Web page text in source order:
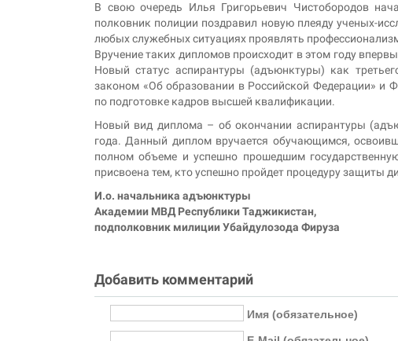
В свою очередь Илья Григорьевич Чистобородов
полковник полиции поздравил новую плеяду ученых-
любых служебных ситуациях проявлять
Вручение таких дипломов происходит в этом году
Новый статус аспирантуры (адъюнктуры) как
законом «Об образовании в Российской Федерации» и
по подготовке кадров высшей квалификации.
Новый вид диплома – об окончании аспирантуры
года. Данный диплом вручается обучающимся,
полном объеме и успешно прошедшим
присвоена тем, кто успешно пройдет процедуру защиты
И.о. начальника адъюнктуры
Академии МВД Республики Таджикистан,
подполковник милиции Убайдулозода Фируза
Добавить комментарий
Имя (обязательное)